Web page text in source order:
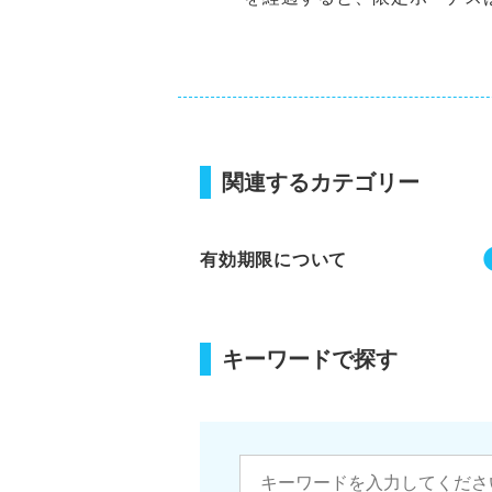
関連するカテゴリー
有効期限について
キーワードで探す